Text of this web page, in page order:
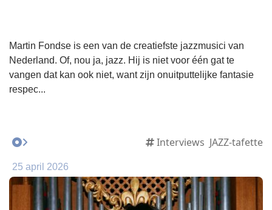
Martin Fondse is een van de creatiefste jazzmusici van
Nederland. Of, nou ja, jazz. Hij is niet voor één gat te
vangen dat kan ook niet, want zijn onuitputtelijke fantasie
respec...
Interviews JAZZ-tafette
25 april 2026